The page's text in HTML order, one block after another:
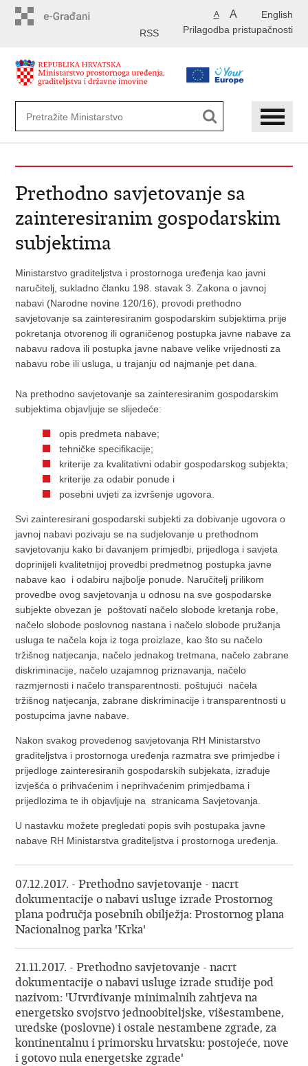
English
A A
Prilagodba pristupačnosti
RSS
Prethodno savjetovanje sa
zainteresiranim gospodarskim
subjektima
Ministarstvo graditeljstva i prostornoga uređenja kao javni
naručitelj, sukladno članku 198. stavak 3. Zakona o javnoj
nabavi (Narodne novine 120/16), provodi prethodno
savjetovanje sa zainteresiranim gospodarskim subjektima prije
pokretanja otvorenog ili ograničenog postupka javne nabave za
nabavu radova ili postupka javne nabave velike vrijednosti za
nabavu robe ili usluga, u trajanju od najmanje pet dana.
Na prethodno savjetovanje sa zainteresiranim gospodarskim
subjektima objavljuje se slijedeće:
opis predmeta nabave;
tehničke specifikacije;
kriterije za kvalitativni odabir gospodarskog subjekta;
kriterije za odabir ponude i
posebni uvjeti za izvršenje ugovora.
Svi zainteresirani gospodarski subjekti za dobivanje ugovora o
javnoj nabavi pozivaju se na sudjelovanje u prethodnom
savjetovanju kako bi davanjem primjedbi, prijedloga i savjeta
doprinijeli kvalitetnijoj provedbi predmetnog postupka javne
nabave kao i odabiru najbolje ponude. Naručitelj prilikom
provedbe ovog savjetovanja u odnosu na sve gospodarske
subjekte obvezan je poštovati načelo slobode kretanja robe,
načelo slobode poslovnog nastana i načelo slobode pružanja
usluga te načela koja iz toga proizlaze, kao što su načelo
tržišnog natjecanja, načelo jednakog tretmana, načelo zabrane
diskriminacije, načelo uzajamnog priznavanja, načelo
razmjernosti i načelo transparentnosti. poštujući načela
tržišnog natjecanja, zabrane diskriminacije i transparentnosti u
postupcima javne nabave.
Nakon svakog provedenog savjetovanja RH Ministarstvo
graditeljstva i prostornoga uređenja razmatra sve primjedbe i
prijedloge zainteresiranih gospodarskih subjekata, izrađuje
izvješća o prihvaćenim i neprihvaćenim primjedbama i
prijedlozima te ih objavljuje na stranicama Savjetovanja.
U nastavku možete pregledati popis svih postupaka javne
nabave RH Ministarstva graditeljstva i prostornoga uređenja.
07.12.2017. - Prethodno savjetovanje - nacrt
dokumentacije o nabavi usluge izrade Prostornog
plana područja posebnih obilježja: Prostornog plana
Nacionalnog parka 'Krka'
21.11.2017. - Prethodno savjetovanje - nacrt
dokumentacije o nabavi usluge izrade studije pod
nazivom: 'Utvrđivanje minimalnih zahtjeva na
energetsko svojstvo jednoobiteljske, višestambene,
uredske (poslovne) i ostale nestambene zgrade, za
kontinentalnu i primorsku hrvatsku: postojeće, nove
i gotovo nula energetske zgrade'